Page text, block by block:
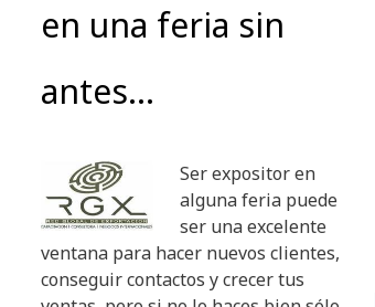
en una feria sin
antes…
Ser expositor en
alguna feria puede
ser una excelente
ventana para hacer nuevos clientes,
conseguir contactos y crecer tus